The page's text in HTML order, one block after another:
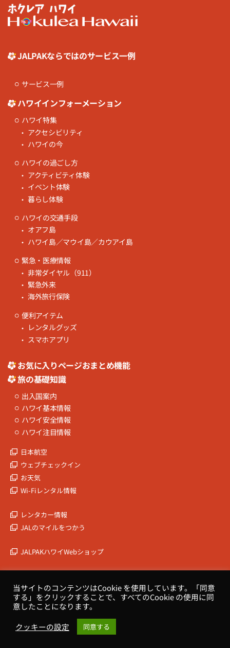
JALPAKならではのサービス一例
サービス一例
ハワイインフォーメーション
ハワイ特集
アクセシビリティ
ハワイの今
ハワイの過ごし方
アクティビティ体験
イベント体験
暮らし体験
ハワイの交通手段
オアフ島
ハワイ島／マウイ島／カウアイ島
緊急・医療情報
非常ダイヤル（911）
緊急外来
海外旅行保険
便利アイテム
レンタルグッズ
スマホアプリ
お気に入りページおまとめ機能
旅の基礎知識
出入国案内
ハワイ基本情報
ハワイ安全情報
ハワイ注目情報
日本航空
ウェブチェックイン
お天気
Wi-Fiレンタル情報
レンタカー情報
JALのマイルをつかう
JALPAKハワイWebショップ
会社概要
Copyrights © HOKULEA HAWAII All Rights Reserved.
当サイトのコンテンツはCookie を使用しています。「同意
する」をクリックすることで、すべてのCookie の使用に同
意したことになります。
クッキーの設定
同意する